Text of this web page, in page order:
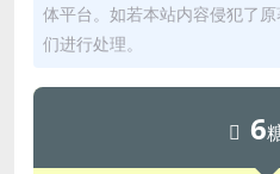
体平台。如若本站内容侵犯了
们进行处理。
6